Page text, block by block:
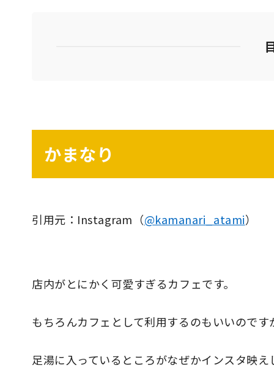
かまなり
引用元：Instagram（@kamanari_atami）
店内がとにかく可愛すぎるカフェです。
もちろんカフェとして利用するのもいいのです
足湯に入っているところがなぜかインスタ映え